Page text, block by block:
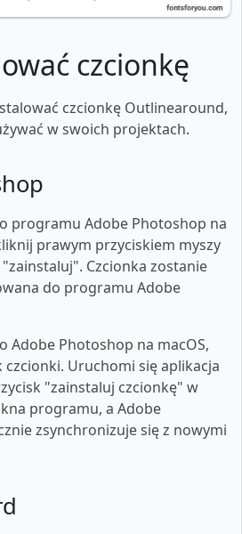
czcionkę
czcionkę Outlinearound,
w swoich projektach.
programu Adobe Photoshop na
prawym przyciskiem myszy
Czcionka zostanie
do programu Adobe
Adobe Photoshop na macOS,
Uruchomi się aplikacja
"zainstaluj czcionkę" w
programu, a Adobe
zsynchronizuje się z nowymi